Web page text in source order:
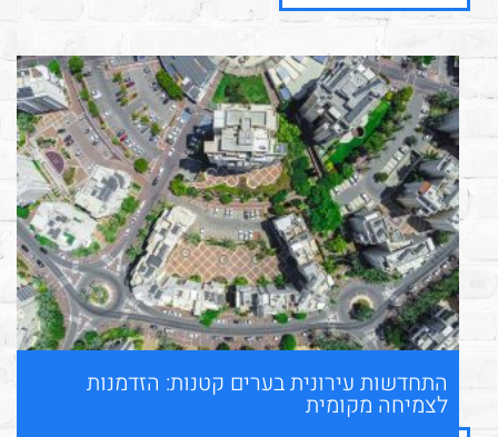
התחדשות עירונית בערים קטנות: הזדמנות
לצמיחה מקומית